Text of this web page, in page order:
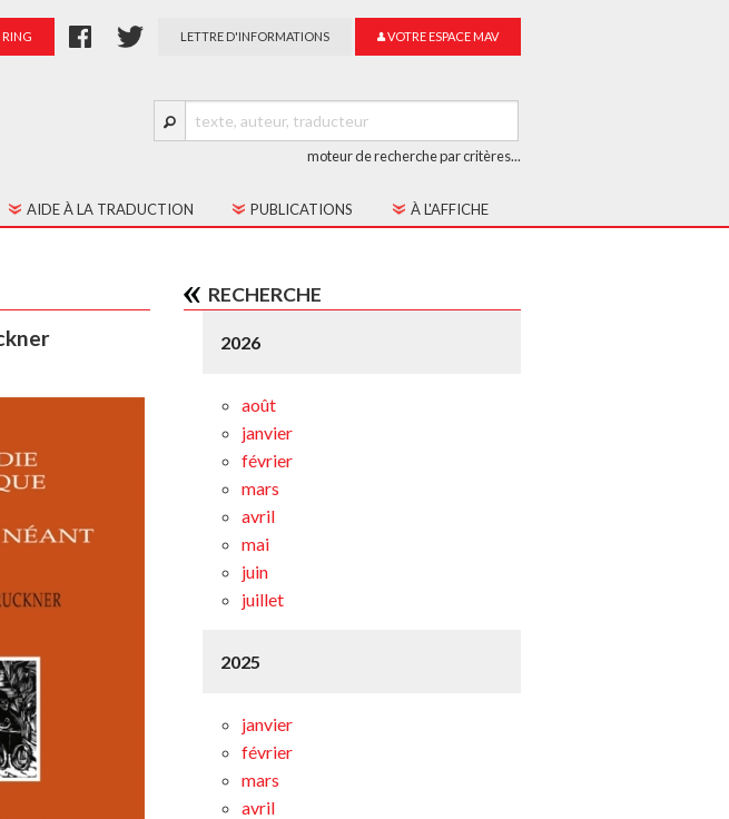
RING LETTRE D'INFORMATIONS VOTRE ESPACE MAV
moteur de recherche par critères...
AIDE À LA TRADUCTION PUBLICATIONS
GUIDE DU SUR-TITRAGE
LES COLLECTIONS
À L'AFFICHE
RECHERCHE
2026
août
janvier
février
mars
avril
mai
juin
juillet
2025
janvier
février
mars
avril